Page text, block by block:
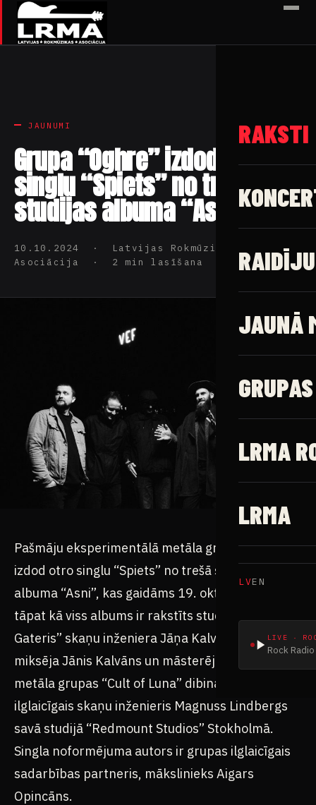
✕
RAKSTI
JAUNĀ
GRUPAS
LRMA
LRMA
LVEN
LIVE ·
Rock
JAUNUMI
Grupa “Oghre” izdod otro
singlu “Spiets” no trešā
studijas albuma “Asni”
10.10.2024 · Latvijas Rokmūzikas
Asociācija · 2 min lasīšana
Pašmāju eksperimentālā metāla grupa “OGHRE”
izdod otro singlu “Spiets” no trešā studijas
albuma “Asni”, kas gaidāms 19. oktobrī. Singls,
tāpat kā viss albums ir rakstīts studijā “Studija
Gateris” skaņu inženiera Jāņa Kalvāna vadībā. To
miksēja Jānis Kalvāns un māsterēja zviedru post-
metāla grupas “Cult of Luna” dibinātājs un
ilglaicīgais skaņu inženieris Magnuss Lindbergs
savā studijā “Redmount Studios” Stokholmā.
Singla noformējuma autors ir grupas ilglaicīgais
sadarbības partneris, mākslinieks Aigars
Opincāns.